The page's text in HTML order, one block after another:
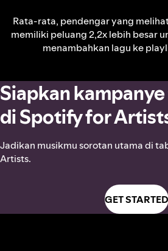
Rata-rata, pendengar yang
memiliki peluang 2,2x lebih besar
menambahkan lagu ke
Siapkan
di Spotify for
Jadikan musikmu sorotan utama di
Artists.
GET STARTED